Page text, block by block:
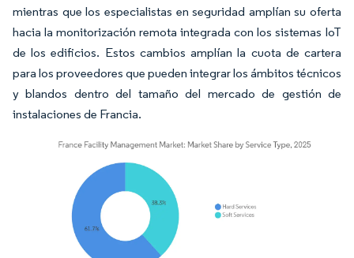
mientras que los especialistas en seguridad amplían su oferta
hacia la monitorización remota integrada con los sistemas IoT
de los edificios. Estos cambios amplían la cuota de cartera
para los proveedores que pueden integrar los ámbitos técnicos
y blandos dentro del tamaño del mercado de gestión de
instalaciones de Francia.